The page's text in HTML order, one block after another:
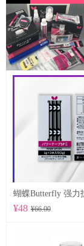
¥48 ¥66.00